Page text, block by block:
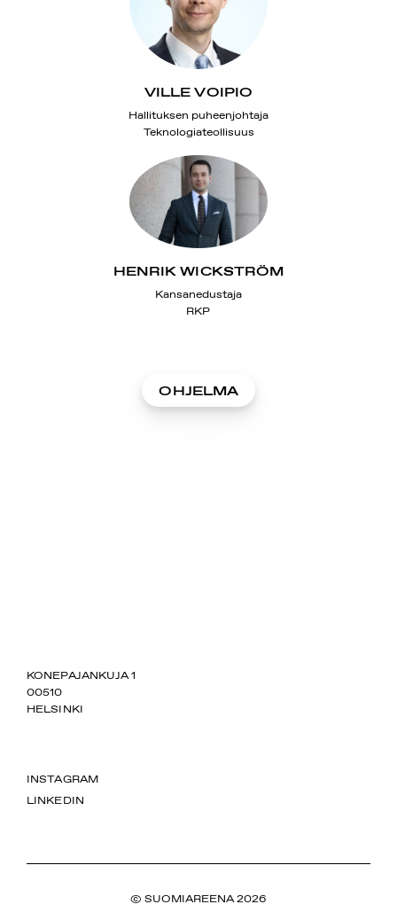
VILLE VOIPIO
Hallituksen puheenjohtaja
Teknologiateollisuus
HENRIK WICKSTRÖM
Kansanedustaja
RKP
OHJELMA
SUOMIAREENA
KONEPAJANKUJA 1
00510
HELSINKI
INSTAGRAM
LINKEDIN
© SUOMIAREENA 2026